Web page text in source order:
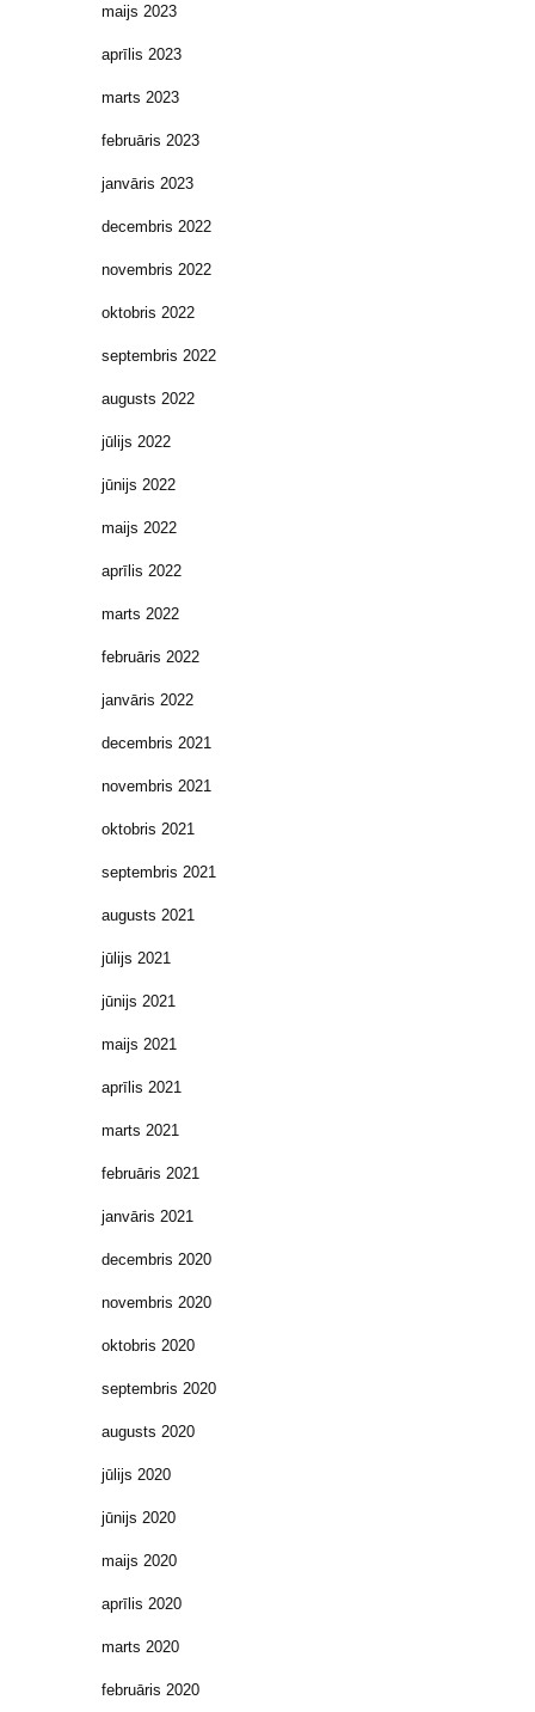
maijs 2023
aprīlis 2023
marts 2023
februāris 2023
janvāris 2023
decembris 2022
novembris 2022
oktobris 2022
septembris 2022
augusts 2022
jūlijs 2022
jūnijs 2022
maijs 2022
aprīlis 2022
marts 2022
februāris 2022
janvāris 2022
decembris 2021
novembris 2021
oktobris 2021
septembris 2021
augusts 2021
jūlijs 2021
jūnijs 2021
maijs 2021
aprīlis 2021
marts 2021
februāris 2021
janvāris 2021
decembris 2020
novembris 2020
oktobris 2020
septembris 2020
augusts 2020
jūlijs 2020
jūnijs 2020
maijs 2020
aprīlis 2020
marts 2020
februāris 2020